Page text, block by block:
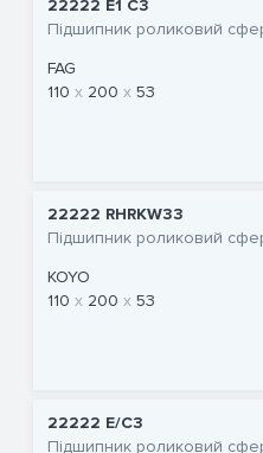
22222 E1 C3
Підшипник роликовий
FAG
110
200 53
22222 RHRKW33
Підшипник роликовий
KOYO
110
200 53
22222 E/C3
Підшипник роликовий